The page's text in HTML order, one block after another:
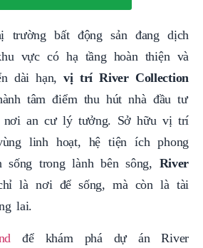
trường bất động sản đang dịch
vực có hạ tầng hoàn thiện và
dài hạn,vị trí River Collection
tâm điểm thu hút nhà đầu tư
nơi an cư lý tưởng. Sở hữu vị trí
linh hoạt, hệ tiện ích phong
sống trong lành bên sông, River
là nơi để sống, mà còn là tài
lai.
để khám phá dự án River